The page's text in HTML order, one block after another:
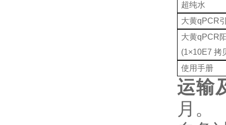
超纯水
大黄qPCR
大黄qPCR
(1×10E7 拷
使用手册
运输
月。